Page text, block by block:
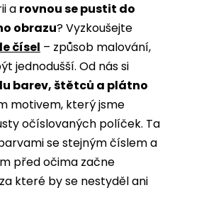
a rovnou se pustit do
obrazu? Vyzkoušejte
čísel ­­– způsob malování,
jednodušší. Od nás si
barev, štětců a plátno
motivem, který jsme
očíslovaných políček. Ta
se stejným číslem a
před očima začne
které by se nestyděl ani